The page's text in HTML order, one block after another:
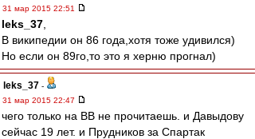
31 мар 2015 22:51
leks_37
В википедии он 86 года,хотя тоже удивился)
Но если он 89го,то это я херню прогнал)
leks_37 -
31 мар 2015 22:47
чего только на ВВ не прочитаешь. и Давыдову
сейчас 19 лет. и Прудников за Спартак